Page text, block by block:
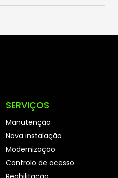
SERVIÇOS
Manutenção
Nova instalação
Modernização
Controlo de acesso